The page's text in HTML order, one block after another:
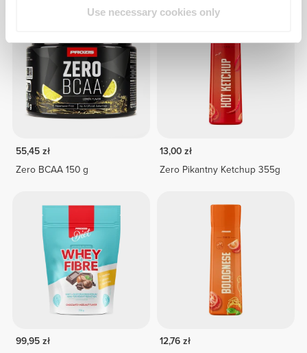
Use necessary cookies only
55,45 zł
Zero BCAA 150 g
13,00 zł
Zero Pikantny Ketchup 355g
99,95 zł
12,76 zł